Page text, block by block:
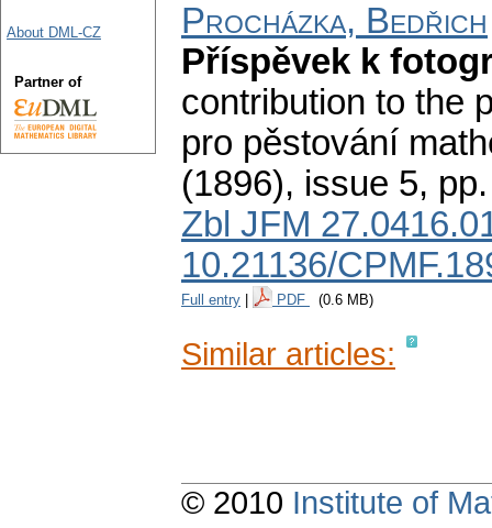
Procházka, Bedřich
Příspěvek k
contribution to the
pro pěstování
(1896), issue 5,
Zbl JFM
10.21136/
Full entry PDF (0.6 MB)
Similar articles:
About DML-CZ
Partner of
© 2010 Institute of